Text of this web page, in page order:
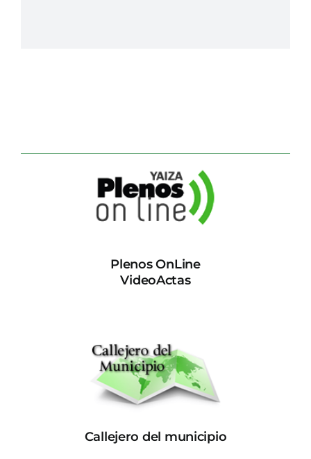
Plenos OnLine
VideoActas
Callejero del municipio